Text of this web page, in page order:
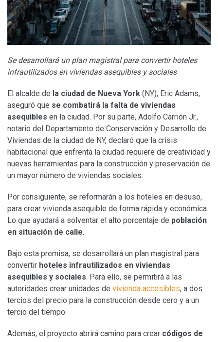
Se desarrollará un plan magistral para convertir hoteles
infrautilizados en viviendas asequibles y sociales
El alcalde de la ciudad de Nueva York (NY), Eric Adams,
aseguró que se combatirá la falta de viviendas
asequibles en la ciudad. Por su parte, Adolfo Carrión Jr.,
notario del Departamento de Conservación y Desarrollo de
Viviendas de la ciudad de NY, declaró que la crisis
habitacional que enfrenta la ciudad requiere de creatividad y
nuevas herramientas para la construcción y preservación de
un mayor número de viviendas sociales.
Por consiguiente, se reformarán a los hoteles en desuso,
para crear vivienda asequible de forma rápida y económica.
Lo que ayudará a solventar el alto porcentaje de población
en situación de calle.
Bajo esta premisa, se desarrollará un plan magistral para
convertir hoteles infrautilizados en viviendas
asequibles y sociales. Para ello, se permitirá a las
autoridades crear unidades de vivienda accesibles, a dos
tercios del precio para la construcción desde cero y a un
tercio del tiempo.
Además, el proyecto abrirá camino para crear códigos de